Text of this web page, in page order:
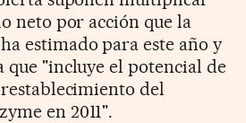
neto por acción que la
estimado para este año y
que "incluye el potencial de
del
en 2011".